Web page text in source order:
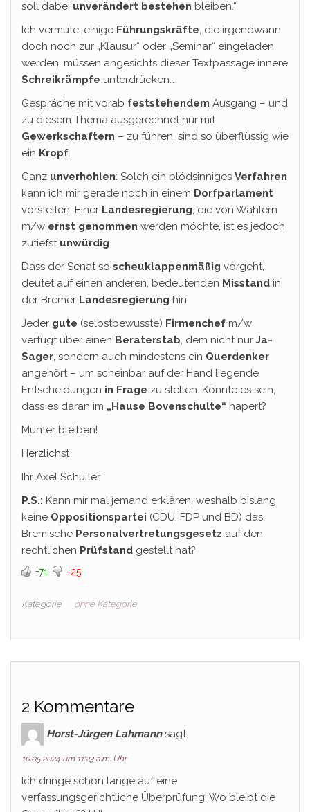
soll dabei unverändert bestehen bleiben.“
Ich vermute, einige Führungskräfte, die irgendwann
doch noch zur „Klausur“ oder „Seminar“ eingeladen
werden, müssen angesichts dieser Textpassage innere
Schreikrämpfe unterdrücken…
Gespräche mit vorab feststehendem Ausgang – und
zu diesem Thema ausgerechnet nur mit
Gewerkschaftern – zu führen, sind so überflüssig wie
ein Kropf.
Ganz unverhohlen: Solch ein blödsinniges Verfahren
kann ich mir gerade noch in einem Dorfparlament
vorstellen. Einer Landesregierung, die von Wählern
m/w ernst genommen werden möchte, ist es jedoch
zutiefst unwürdig.
Dass der Senat so scheuklappenmäßig vorgeht,
deutet auf einen anderen, bedeutenden Misstand in
der Bremer Landesregierung hin.
Jeder gute (selbstbewusste) Firmenchef m/w
verfügt über einen Beraterstab, dem nicht nur Ja-
Sager, sondern auch mindestens ein Querdenker
angehört – um scheinbar auf der Hand liegende
Entscheidungen in Frage zu stellen. Könnte es sein,
dass es daran im „Hause Bovenschulte“ hapert?
Munter bleiben!
Herzlichst
Ihr Axel Schuller
P.S.: Kann mir mal jemand erklären, weshalb bislang
keine Oppositionspartei (CDU, FDP und BD) das
Bremische Personalvertretungsgesetz auf den
rechtlichen Prüfstand gestellt hat?
+71 -25
Kategorie ohne Kategorie
2 Kommentare
Horst-Jürgen Lahmann sagt:
10.05.2024 um 11:23 a.m. Uhr
Ich dringe schon lange auf eine
verfassungsgerichtliche Überprüfung! Wo bleibt die